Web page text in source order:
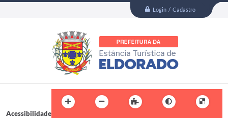
Login / Cadastro
Acessibilidade